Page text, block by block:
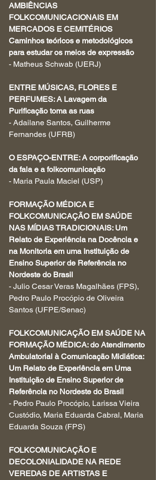
AMBIÊNCIAS
FOLKCOMUNICACIONAIS EM
MERCADOS E CEMITÉRIOS
Caminhos teóricos e metodológicos
para estudar os meios de expressão
- Matheus Schwab (UERJ)
ENTRE MÚSICAS, FLORES E
PERFUMES: A Lavagem da
Purificação toma as ruas
- Adailane Santos, Guilherme
Fernandes (UFRB)
O ESPAÇO-ENTRE: A corporificação
da fala e a folkcomunicação
- Maria Paula Maciel (USP)
FORMAÇÃO MÉDICA E
FOLKCOMUNICAÇÃO EM SAÚDE
NAS MÍDIAS TRADICIONAIS: Um
Relato de Experiência na Docência e
na Monitoria em uma Instituição de
Ensino Superior de Referência no
Nordeste do Brasil
- Julio Cesar Veras Magalhães (FPS),
Pedro Paulo Procópio de Oliveira
Santos (UFPE/Senac)
FOLKCOMUNICAÇÃO EM SAÚDE NA
FORMAÇÃO MÉDICA: do Atendimento
Ambulatorial à Comunicação Midiática:
Um Relato de Experiência em Uma
Instituição de Ensino Superior de
Referência no Nordeste do Brasil
- Pedro Paulo Procópio, Larissa Vieira
Custódio, Maria Eduarda Cabral, Maria
Eduarda Souza (FPS)
FOLKCOMUNICAÇÃO E
DECOLONIALIDADE NA REDE
VEREDAS DE ARTISTAS E